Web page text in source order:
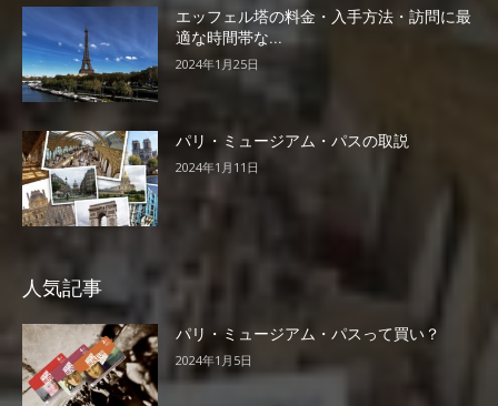
エッフェル塔の料金・入手方法・訪問に最
適な時間帯な...
2024年1月25日
パリ・ミュージアム・パスの取説
2024年1月11日
人気記事
パリ・ミュージアム・パスって買い？
2024年1月5日